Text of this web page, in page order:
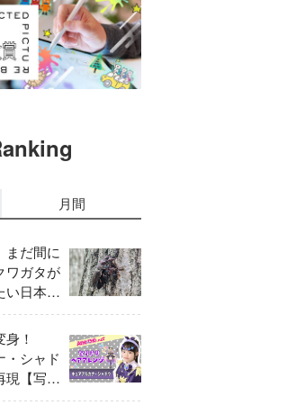
月間
まだ間に
ワガタが
い日本の
身！
・シャド
現【写真